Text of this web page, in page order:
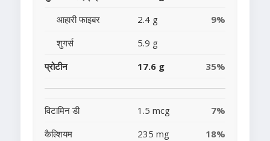
आहारी फाइबर
2.4 g
9%
शुगर्स
5.9 g
प्रोटीन
17.6 g 35%
विटामिन डी 1.5 mcg
7%
कैल्शियम
235 mg
18%